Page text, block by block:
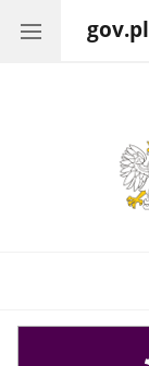
gov.pl